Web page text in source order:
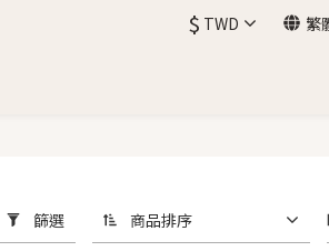
$ TWD 繁
篩選 商品排序